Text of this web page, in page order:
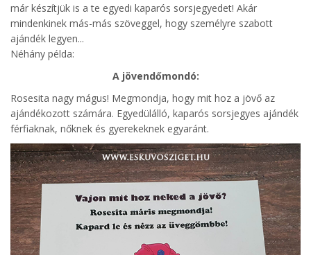
már készítjük is a te egyedi kaparós sorsjegyedet! Akár
mindenkinek más-más szöveggel, hogy személyre szabott
ajándék legyen...
Néhány példa:
A jövendőmondó:
Rosesita nagy mágus! Megmondja, hogy mit hoz a jövő az
ajándékozott számára. Egyedülálló, kaparós sorsjegyes ajándék
férfiaknak, nőknek és gyerekeknek egyaránt.